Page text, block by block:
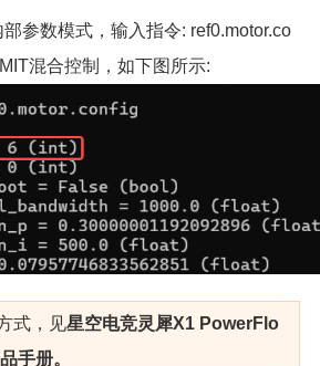
参数模式，输入指令: ref0.motor.co
混合控制，如下图所示:
式，见星空电竞灵犀X1 PowerFlo
手册。